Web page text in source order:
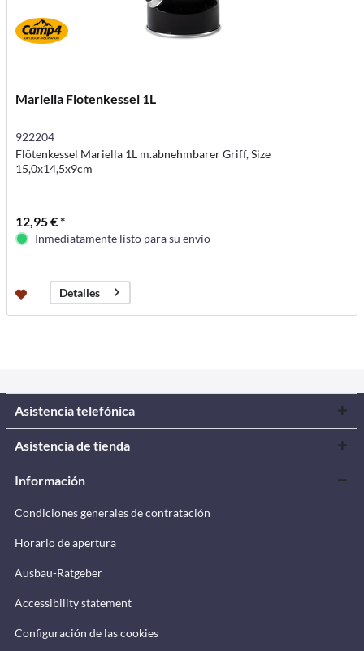
Mariella Flotenkessel 1L
922204
Flötenkessel Mariella 1L m.abnehmbarer Griff, Size
15,0x14,5x9cm
12,95 € *
Inmediatamente listo para su envío
Detalles
Asistencia telefónica
Asistencia de tienda
Información
Condiciones generales de contratación
Horario de apertura
Ausbau-Ratgeber
Accessibility statement
Configuración de las cookies